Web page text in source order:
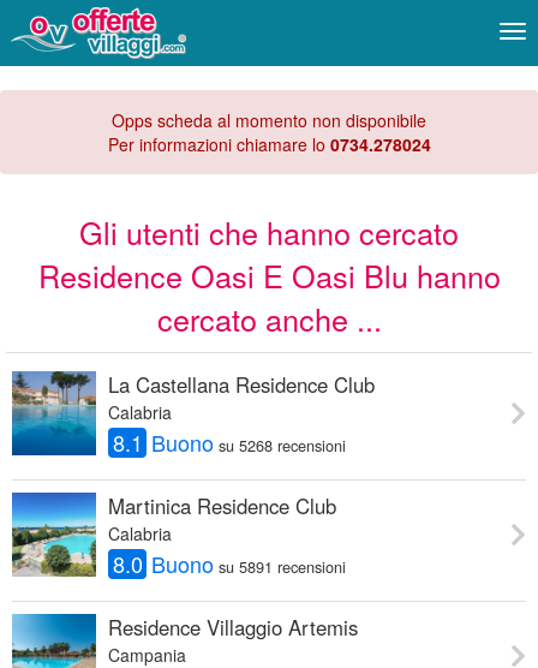
Opps scheda al momento non disponibile
Per informazioni chiamare lo 0734.278024
Gli utenti che hanno cercato
Residence Oasi E Oasi Blu hanno
cercato anche ...
La Castellana Residence Club
Calabria
8.1 Buono su 5268 recensioni
Martinica Residence Club
Calabria
8.0 Buono su 5891 recensioni
Residence Villaggio Artemis
Campania